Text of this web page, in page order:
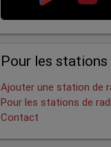
Pour les
Ajouter une station de
Pour les stations de
Contact